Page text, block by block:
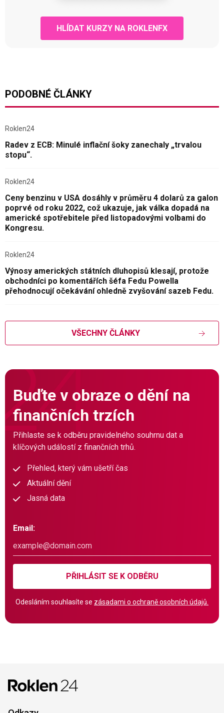
HLÍDAT KURZY NA ROKLENFX
PODOBNÉ ČLÁNKY
Roklen24
Radev z ECB: Minulé inflační šoky zanechaly „trvalou
stopu“.
Roklen24
Ceny benzinu v USA dosáhly v průměru 4 dolarů za galon
poprvé od roku 2022, což ukazuje, jak válka dopadá na
americké spotřebitele před listopadovými volbami do
Kongresu.
Roklen24
Výnosy amerických státních dluhopisů klesají, protože
obchodníci po komentářích šéfa Fedu Powella
přehodnocují očekávání ohledně zvyšování sazeb Fedu.
VŠECHNY ČLÁNKY
Buďte v obraze o dění na
finančních trzích
Přihlaste se k odběru pravidelného souhrnu dat a
klíčových událostí z finančních trhů.
Přehled, který vám ušetří čas
Aktuální dění
Jasná data
Email:
PŘIHLÁSIT SE K ODBĚRU
Odesláním souhlasíte se zásadami o ochraně osobních údajů.